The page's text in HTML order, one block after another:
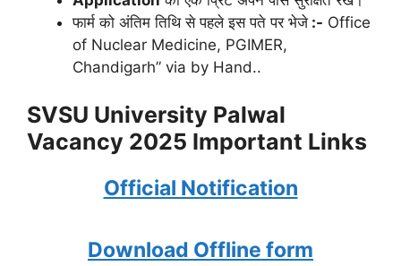
फार्म को अंतिम तिथि से पहले इस पते पर भेजे :- Office
of Nuclear Medicine, PGIMER,
Chandigarh” via by Hand..
SVSU University Palwal
Vacancy 2025 Important Links
Official Notification
Download Offline form